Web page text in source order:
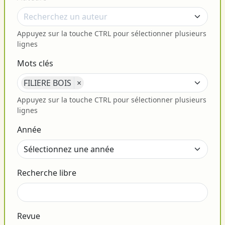
Appuyez sur la touche CTRL pour sélectionner plusieurs
lignes
Mots clés
FILIERE BOIS ×
Appuyez sur la touche CTRL pour sélectionner plusieurs
lignes
Année
Recherche libre
Revue